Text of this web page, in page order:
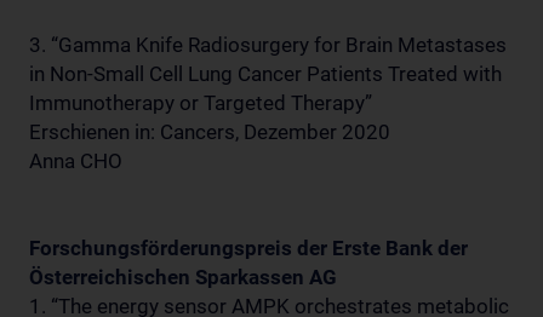
3. “Gamma Knife Radiosurgery for Brain Metastases
in Non-Small Cell Lung Cancer Patients Treated with
Immunotherapy or Targeted Therapy”
Erschienen in: Cancers, Dezember 2020
Anna CHO
Forschungsförderungspreis der Erste Bank der
Österreichischen Sparkassen AG
1. “The energy sensor AMPK orchestrates metabolic